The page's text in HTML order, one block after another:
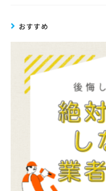
おすすめ